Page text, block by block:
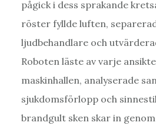
pågick i dess sprakande
röster fyllde luften,
ljudbehandlare och
Roboten läste av varje
maskinhallen, analyserade
sjukdomsförlopp och
brandgult sken skar in